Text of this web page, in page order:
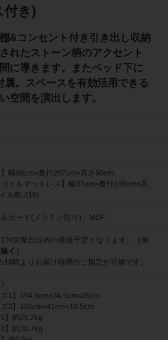
付き)
&コンセント付き引き出し収納
れたストーン柄のアクセント
に導きます。またベッド下に
。スペースを有効活用できる
空間を演出します。
】幅98cm×奥行207cm×高さ60cm
コイルマットレス】幅97cm×奥行195cm×高
ル数:216)
ボード(メラミン貼り)、MDF
1?4営業日以内の発送予定となります。
（※
く）
18時よりお届け時間のご指定が可能です。
ズ1】104.5cm×34.5cm×26cm
ズ2】102cm×41cm×18.5cm
1】約29.2kg
2】約30.7kg